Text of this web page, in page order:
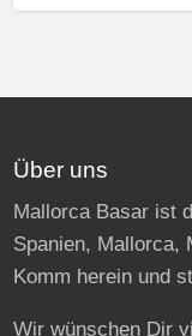
Über uns
Mallorca Basar ist
Spanien, Mallorca,
Komm herein und
Wir wünschen Dir